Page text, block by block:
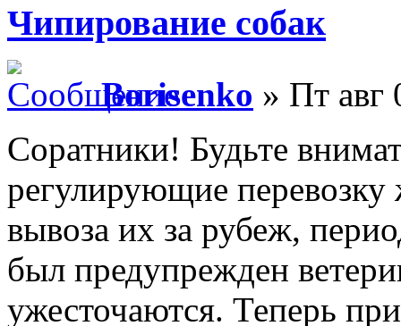
Чипирование собак
Borisenko » Пт авг
Соратники! Будьте
регулирующие
вывоза их за рубеж,
был предупрежден
ужесточаются. Теперь